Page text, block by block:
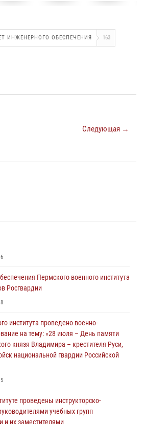
ИНЖЕНЕРНОГО ОБЕСПЕЧЕНИЯ 163
Следующая →
6
Пермского военного института
Росгвардии
8
института проведено военно-
на тему: «28 июля – День памяти
князя Владимира – крестителя Руси,
национальной гвардии Российской
5
проведены инструкторско-
учебных групп
и их заместителями